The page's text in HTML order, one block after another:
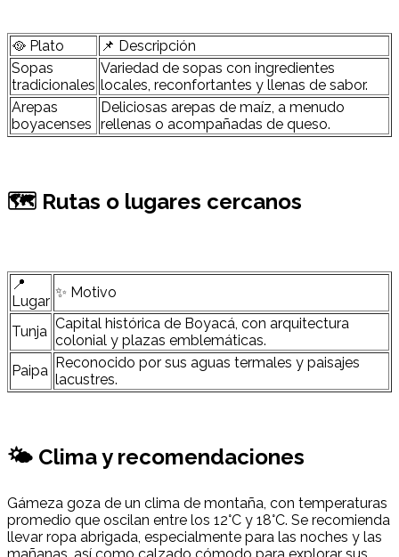
🥘 Plato
📌 Descripción
Sopas
tradicionales
Variedad de sopas con ingredientes
locales, reconfortantes y llenas de sabor.
Arepas
boyacenses
Deliciosas arepas de maíz, a menudo
rellenas o acompañadas de queso.
🗺 Rutas o lugares cercanos
📍
Lugar
✨ Motivo
Tunja Capital histórica de Boyacá, con arquitectura
colonial y plazas emblemáticas.
Paipa Reconocido por sus aguas termales y paisajes
lacustres.
🌤 Clima y recomendaciones
Gámeza goza de un clima de montaña, con temperaturas
promedio que oscilan entre los 12°C y 18°C. Se recomienda
llevar ropa abrigada, especialmente para las noches y las